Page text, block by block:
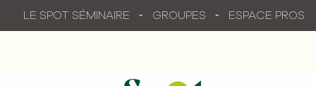
LE SPOT SÉMINAIRE GROUPES ESPACE PROS